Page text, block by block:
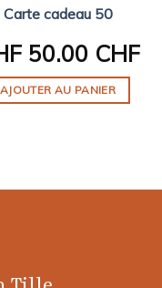
Carte cadeau 50
50.00 CHF
AJOUTER AU PANIER